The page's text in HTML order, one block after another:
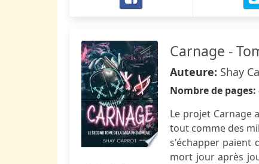
Carnage -
Auteure: Shay
Nombre de pages:
Le projet Carnage
tout comme des
s'échapper paient
mort jour après